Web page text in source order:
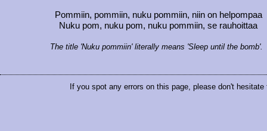
Pommiin, pommiin, nuku pommiin, niin on helpompaa
Nuku pom, nuku pom, nuku pommiin, se rauhoittaa
The title 'Nuku pommiin' literally means 'Sleep until the bomb'.
If you spot any errors on this page, please don't